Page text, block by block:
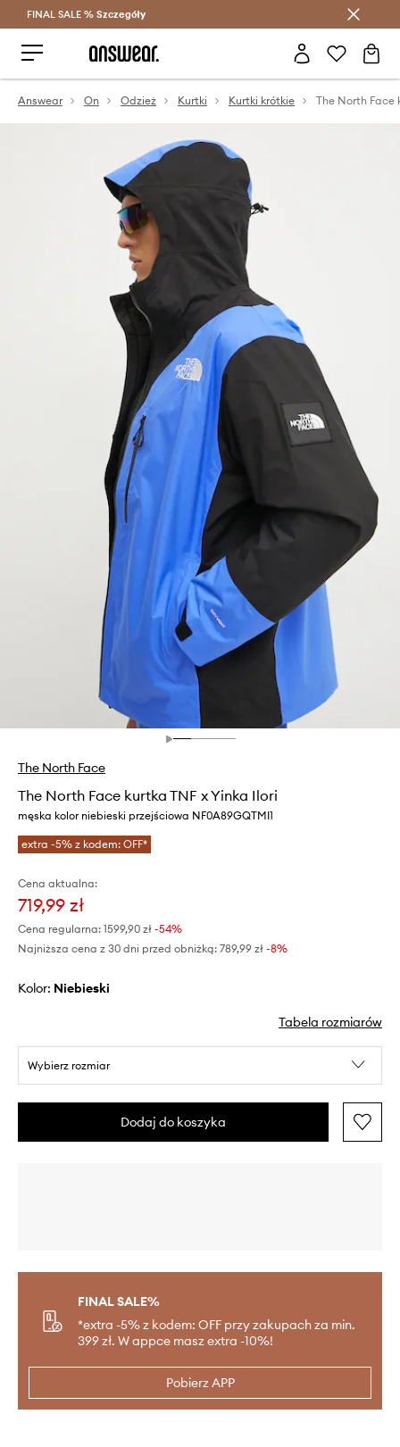
Oszczędzaj z Answear Club >
FINAL SALE % Szczegóły
Answear On Odzież Kurtki Kurtki krótkie
The North Face
The North Face kurtka TNF x Yinka Ilori
męska kolor niebieski przejściowa NF0A89GQTMI1
extra -5% z kodem: OFF*
Cena aktualna:
719,99 zł
Cena regularna: 1599,90 zł -54%
Najniższa cena z 30 dni przed obniżką: 789,99 zł -8%
Kolor: niebieski
Tabela rozmiarów
Wybierz rozmiar
Dodaj do koszyka
FINAL SALE%
*extra -5% z kodem: OFF przy zakupach za min.
399 zł. W appce masz extra -10%!
Pobierz APP